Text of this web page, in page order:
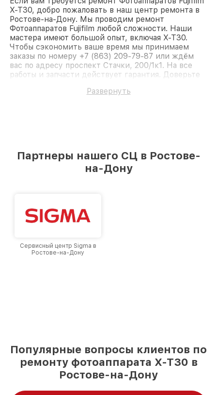
X-T30, добро пожаловать в наш центр ремонта в
Ростове-на-Дону. Мы проводим ремонт
Фотоаппаратов Fujifilm любой сложности. Наши
мастера имеют большой опыт, включая X-T30.
Чтобы сэкономить ваше время мы принимаем
заказы по номеру +7 (863) 209-79-87 или ждём
вас по адресу проспект Стачки, 200/1к1. На все
работы и запчасти действует гарантия. Доверьте
Развернуть
Партнеры нашего СЦ в Ростове-
на-Дону
Сервисный центр Sigma в
Ростове-на-Дону
Популярные вопросы клиентов по
ремонту фотоаппарата X-T30 в
Ростове-на-Дону